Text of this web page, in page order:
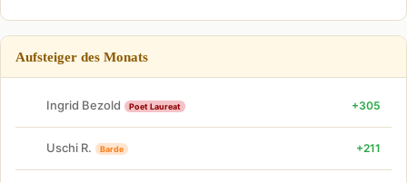
Aufsteiger des Monats
Ingrid Bezold Poet Laureat +305
Uschi R. Barde +211